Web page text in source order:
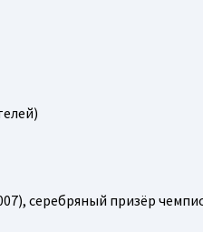
серебряный призёр